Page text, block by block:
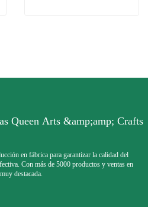
Queen Arts &amp;amp; Crafts
en fábrica para garantizar la calidad del
Con más de 5000 productos y ventas en
destacada.